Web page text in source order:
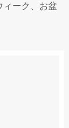
ィーク、お盆